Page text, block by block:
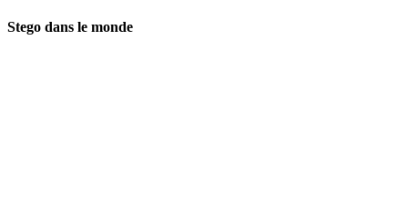
Stego dans le monde